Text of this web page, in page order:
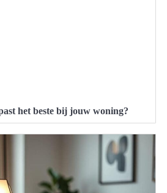
het beste bij jouw woning?